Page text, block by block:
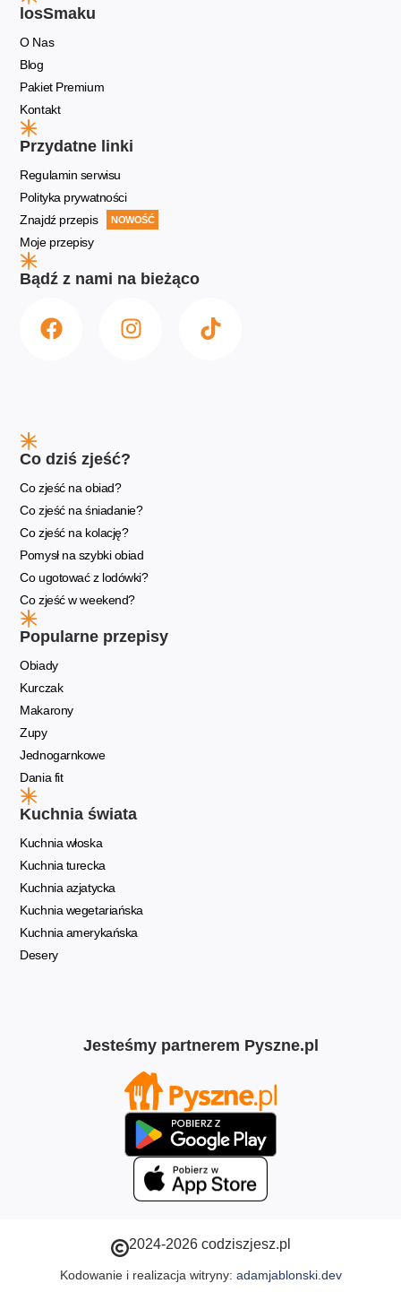
losSmaku
O Nas
Blog
Pakiet Premium
Kontakt
Przydatne linki
Regulamin serwisu
Polityka prywatności
Znajdź przepis
NOWOŚĆ
Moje przepisy
Bądź z nami na bieżąco
Co dziś zjeść?
Co zjeść na obiad?
Co zjeść na śniadanie?
Co zjeść na kolację?
Pomysł na szybki obiad
Co ugotować z lodówki?
Co zjeść w weekend?
Popularne przepisy
Obiady
Kurczak
Makarony
Zupy
Jednogarnkowe
Dania fit
Kuchnia świata
Kuchnia włoska
Kuchnia turecka
Kuchnia azjatycka
Kuchnia wegetariańska
Kuchnia amerykańska
Desery
Jesteśmy partnerem Pyszne.pl
2024-2026 codziszjesz.pl
Kodowanie i realizacja witryny: adamjablonski.dev